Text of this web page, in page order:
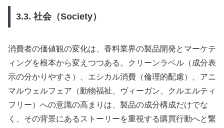
3.3. 社会（Society）
消費者の価値観の変化は、香料業界の製品開発とマーケテ
ィングを根本から変えつつある。クリーンラベル（成分表
示の分かりやすさ）、エシカル消費（倫理的配慮）、アニ
マルウェルフェア（動物福祉、ヴィーガン、クルエルティ
フリー）への意識の高まりは、製品の成分構成だけでな
く、その背景にあるストーリーを重視する購買行動へと繋